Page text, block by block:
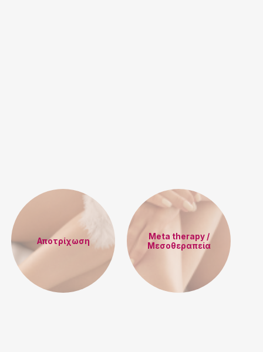
Αποτρίχωση
Meta therapy /
Μεσοθεραπεία